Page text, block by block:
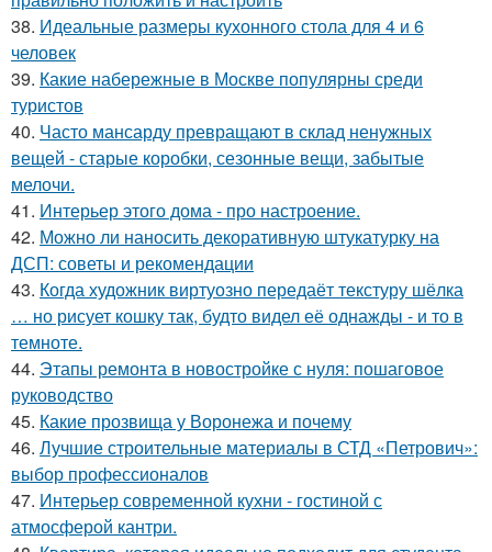
38. Идеальные размеры кухонного стола для 4 и 6
человек
39. Какие набережные в Москве популярны среди
туристов
40. Часто мансарду превращают в склад ненужных
вещей - старые коробки, сезонные вещи, забытые
мелочи.
41. Интерьер этого дома - про настроение.
42. Можно ли наносить декоративную штукатурку на
ДСП: советы и рекомендации
43. Когда художник виртуозно передаёт текстуру шёлка
… но рисует кошку так, будто видел её однажды - и то в
темноте.
44. Этапы ремонта в новостройке с нуля: пошаговое
руководство
45. Какие прозвища у Воронежа и почему
46. Лучшие строительные материалы в СТД «Петрович»:
выбор профессионалов
47. Интерьер современной кухни - гостиной с
атмосферой кантри.